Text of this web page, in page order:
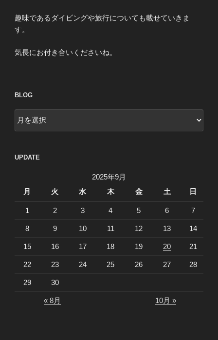
趣味であるダイビングや旅行についても載せていきま
す。
気長にお付き合いくださいね。
BLOG
UPDATE
2025年9月
月
火 水 木 金 土 日
1 2 3 4 5 6 7
8 9 10 11 12 13 14
15 16 17 18 19 20 21
22 23 24 25 26 27 28
29 30
« 8月 10月 »